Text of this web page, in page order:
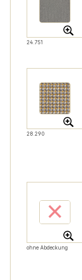
24.751
28.290
ohne Abdeckung